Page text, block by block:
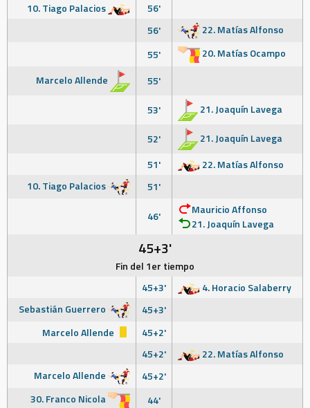
10. Tiago Palacios
56'
56'
22. Matías Alfonso
55'
20. Matías Ocampo
Marcelo Allende
55'
53'
21. Joaquín Lavega
52'
21. Joaquín Lavega
51'
22. Matías Alfonso
10. Tiago Palacios
51'
46'
Mauricio Affonso
21. Joaquín Lavega
45+3'
Fin del 1er tiempo
45+3'
4. Horacio Salaberry
Sebastián Guerrero
45+3'
Marcelo Allende
45+2'
45+2'
22. Matías Alfonso
Marcelo Allende
45+2'
30. Franco Nicola
44'